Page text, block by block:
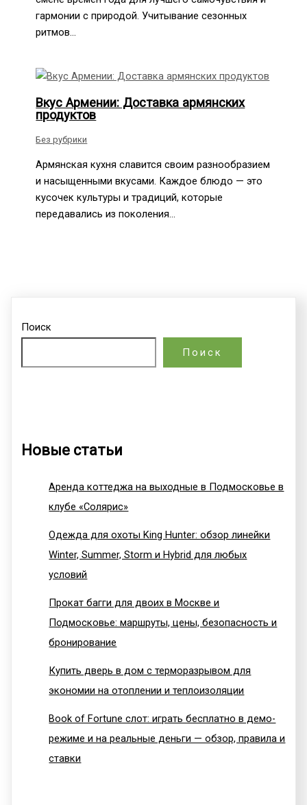
гармонии с природой. Учитывание сезонных
ритмов…
Вкус Армении: Доставка армянских
продуктов
Без рубрики
Армянская кухня славится своим разнообразием
и насыщенными вкусами. Каждое блюдо — это
кусочек культуры и традиций, которые
передавались из поколения…
Поиск
Поиск
Новые статьи
Аренда коттеджа на выходные в Подмосковье в
клубе «Солярис»
Одежда для охоты King Hunter: обзор линейки
Winter, Summer, Storm и Hybrid для любых
условий
Прокат багги для двоих в Москве и
Подмосковье: маршруты, цены, безопасность и
бронирование
Купить дверь в дом с терморазрывом для
экономии на отоплении и теплоизоляции
Book of Fortune слот: играть бесплатно в демо-
режиме и на реальные деньги — обзор, правила и
ставки